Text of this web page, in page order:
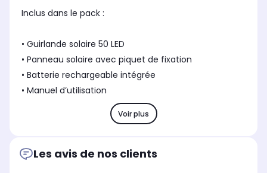
Inclus dans le pack :
• Guirlande solaire 50 LED
• Panneau solaire avec piquet de fixation
• Batterie rechargeable intégrée
• Manuel d’utilisation
Voir plus
Les avis de nos clients